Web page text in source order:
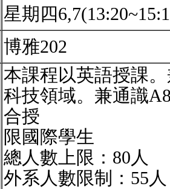
星期四
博雅202
本課程以英語授課
科技領域。兼通識
合授
限國際學生
總人數上限：80人
外系人數限制：55